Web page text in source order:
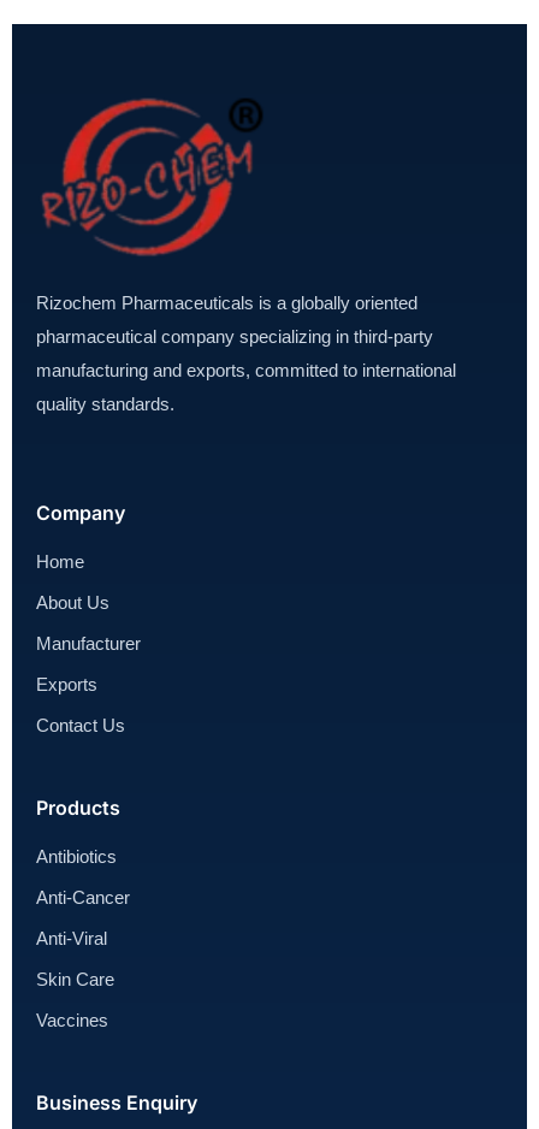
Rizochem Pharmaceuticals is a globally oriented
pharmaceutical company specializing in third-party
manufacturing and exports, committed to international
quality standards.
Company
Home
About Us
Manufacturer
Exports
Contact Us
Products
Antibiotics
Anti-Cancer
Anti-Viral
Skin Care
Vaccines
Business Enquiry